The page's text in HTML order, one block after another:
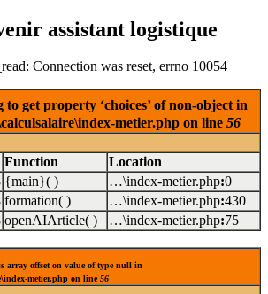
assistant logistique
Connection was reset, errno 10054
get property ‘choices’ of non-object in
metier.php on line 56
Function
Location
{main}( ) …\index-metier.php:0
formation( ) …\index-metier.php:430
openAIArticle( ) …\index-metier.php:75
array offset on value of type null in
metier.php on line56